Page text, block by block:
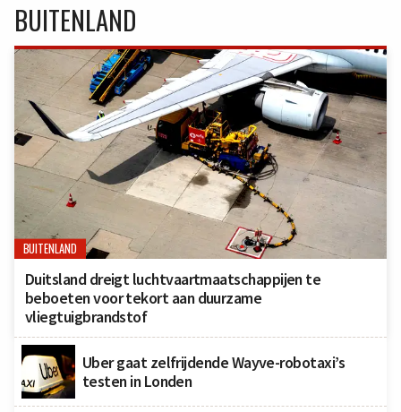
BUITENLAND
BUITENLAND
Duitsland dreigt luchtvaartmaatschappijen te
beboeten voor tekort aan duurzame
vliegtuigbrandstof
Uber gaat zelfrijdende Wayve-robotaxi’s
testen in Londen